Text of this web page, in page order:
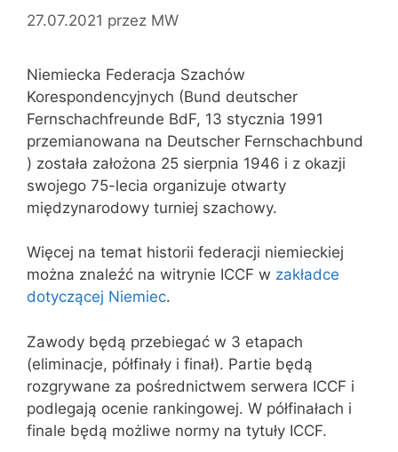
27.07.2021 przez MW
Niemiecka Federacja Szachów
Korespondencyjnych (Bund deutscher
Fernschachfreunde BdF, 13 stycznia 1991
przemianowana na Deutscher Fernschachbund
) została założona 25 sierpnia 1946 i z okazji
swojego 75-lecia organizuje otwarty
międzynarodowy turniej szachowy.
Więcej na temat historii federacji niemieckiej
można znaleźć na witrynie ICCF w zakładce
dotyczącej Niemiec.
Zawody będą przebiegać w 3 etapach
(eliminacje, półfinały i finał). Partie będą
rozgrywane za pośrednictwem serwera ICCF i
podlegają ocenie rankingowej. W półfinałach i
finale będą możliwe normy na tytuły ICCF.